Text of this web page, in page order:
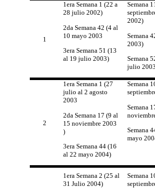
1
1era Semana 1 (22 a
28 julio 2002)
2da Semana 42 (4 al
10 mayo 2003
3era Semana 51 (13
al 19 julio 2003)
Semana
2002)
Semana
2003)
Semana
julio
2
1era Semana 1 (27
julio al 2 agosto
2003
2da Semana 17 (9 al
15 noviembre 2003
)
3era Semana 44 (16
al 22 mayo 2004)
Semana
Semana
Semana
mayo
1era Semana 2 (25 al
31 Julio 2004)
Semana